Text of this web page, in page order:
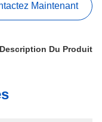
Maintenant
Description Du Produit